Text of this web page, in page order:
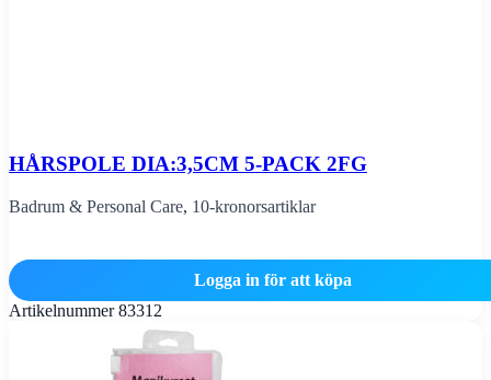
HÅRSPOLE DIA:3,5CM 5-PACK 2FG
Badrum & Personal Care, 10-kronorsartiklar
Logga in för att köpa
Artikelnummer83312